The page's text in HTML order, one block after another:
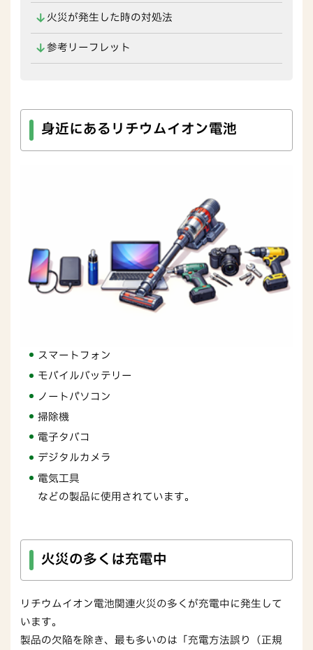
火災が発生した時の対処法
参考リーフレット
身近にあるリチウムイオン電池
スマートフォン
モバイルバッテリー
ノートパソコン
掃除機
電子タバコ
デジタルカメラ
電気工具
などの製品に使用されています。
火災の多くは充電中
リチウムイオン電池関連火災の多くが充電中に発生して
います。
製品の欠陥を除き、最も多いのは「充電方法誤り（正規